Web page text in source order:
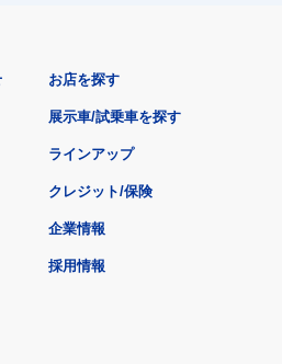
お店を探す
展示車/試乗車を探す
ラインアップ
クレジット/保険
企業情報
採用情報